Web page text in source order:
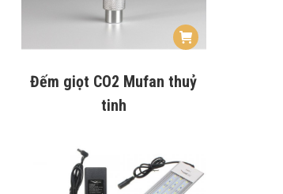
Đếm giọt CO2 Mufan thuỷ
tinh